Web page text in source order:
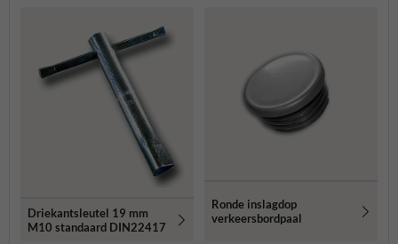
Driekantsleutel 19 mm
M10 standaard DIN22417
Ronde inslagdop
verkeersbordpaal